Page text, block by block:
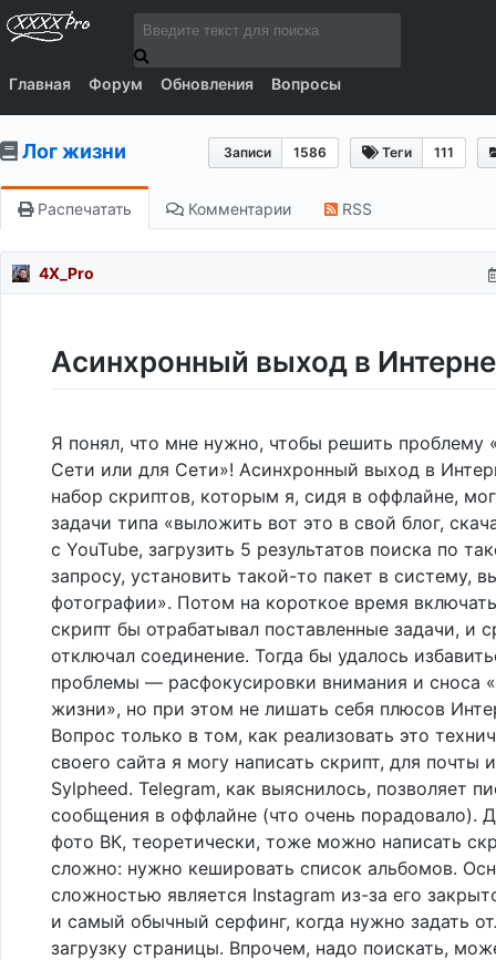
Главная Форум Обновления Вопросы
Записи 1586 Теги 111
Лог жизни
Распечатать Комментарии RSS
4X_Pro
Асинхронный выход в
Я понял, что мне нужно, чтобы решить проблему
Сети или для Сети»! Асинхронный выход в
набор скриптов, которым я, сидя в оффлайне,
задачи типа «выложить вот это в свой блог,
с YouTube, загрузить 5 результатов поиска по
запросу, установить такой-то пакет в систему,
фотографии». Потом на короткое время
скрипт бы отрабатывал поставленные задачи, и
отключал соединение. Тогда бы удалось
проблемы — расфокусировки внимания и сноса
жизни», но при этом не лишать себя плюсов
Вопрос только в том, как реализовать это
своего сайта я могу написать скрипт, для почты
Sylpheed. Telegram, как выяснилось, позволяет
сообщения в оффлайне (что очень порадовало).
фото ВК, теоретически, тоже можно написать
сложно: нужно кешировать список альбомов.
сложностью является Instagram из-за его
и самый обычный серфинг, когда нужно задать
загрузку страницы. Впрочем, надо поискать,